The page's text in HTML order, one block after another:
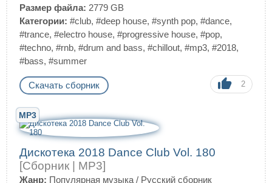
Размер файла: 2779 GB
Категории: #club, #deep house, #synth pop, #dance,
#trance, #electro house, #progressive house, #pop,
#techno, #rnb, #drum and bass, #chillout, #mp3, #2018,
#bass, #summer
Скачать сборник 2
MP3
Дискотека 2018 Dance Club Vol. 180
[Сборник | MP3]
Жанр: Популярная музыка / Русский сборник